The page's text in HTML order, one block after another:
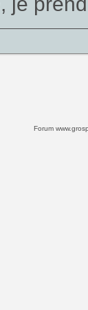
Forum